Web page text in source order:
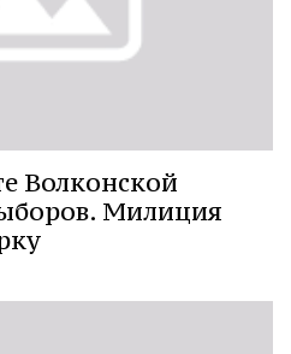
Волконской
Милиция